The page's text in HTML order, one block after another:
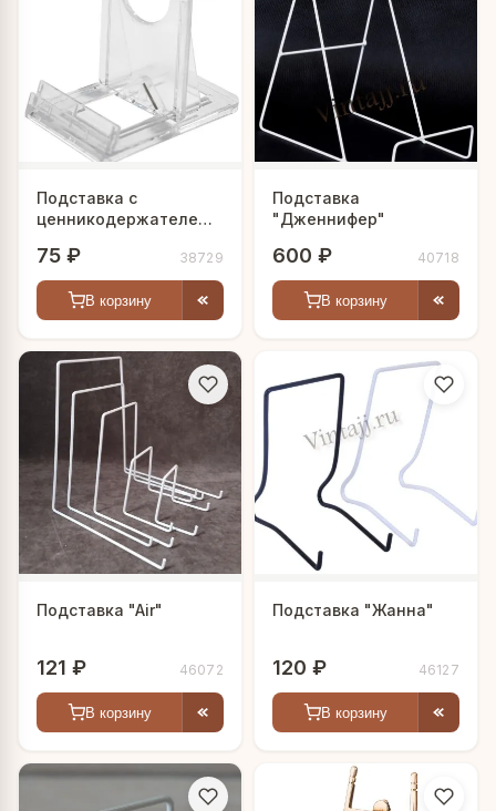
Подставка с
ценникодержателем
75 ₽ 38729
В корзину
Подставка
"Дженнифер"
600 ₽ 40718
В корзину
Подставка "Air"
121 ₽ 46072
В корзину
Подставка "Жанна"
120 ₽ 46127
В корзину